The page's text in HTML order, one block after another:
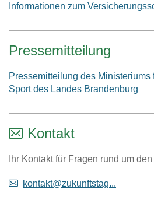
Informationen zum
Pressemitteilung
Pressemitteilung des Ministeriums
Sport des Landes Brandenburg
Kontakt
Ihr Kontakt für Fragen rund um
kontakt@zukunftstag...